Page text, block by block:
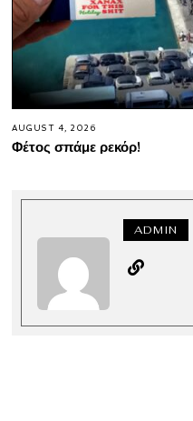
AUGUST 4, 2026
Φέτος σπάμε ρεκόρ!
ADMIN